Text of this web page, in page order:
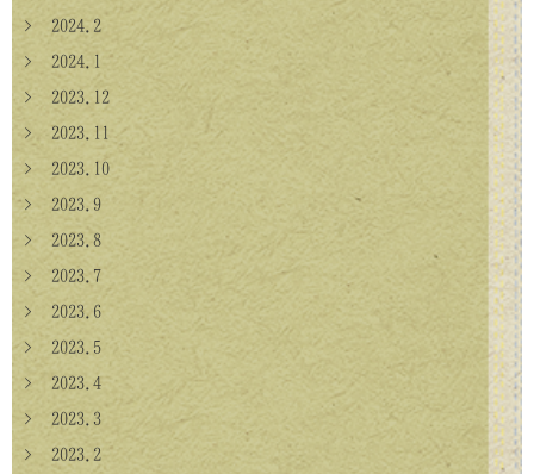
> 2024.2
> 2024.1
> 2023.12
> 2023.11
> 2023.10
> 2023.9
> 2023.8
> 2023.7
> 2023.6
> 2023.5
> 2023.4
> 2023.3
> 2023.2